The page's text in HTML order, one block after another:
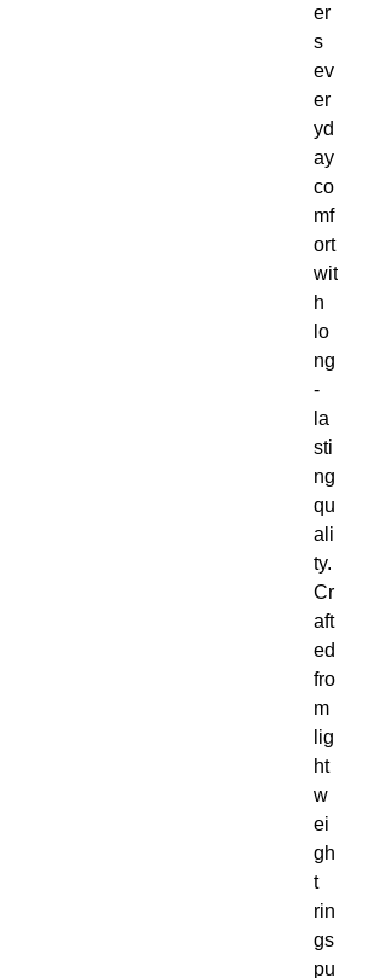
er
s
ev
er
yd
ay
co
mf
ort
wit
h
lo
ng
-
la
sti
ng
qu
ali
ty.
Cr
aft
ed
fro
m
lig
ht
w
ei
gh
t
rin
gs
pu